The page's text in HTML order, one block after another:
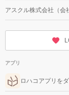
アスクル株式会社（会
アプリ
ロハコアプリを